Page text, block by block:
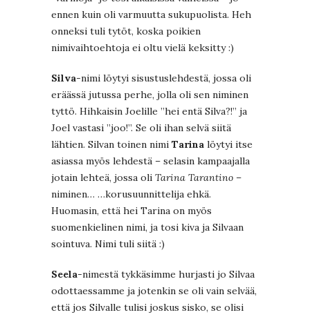
ennen kuin oli varmuutta sukupuolista. Heh
onneksi tuli tytöt, koska poikien
nimivaihtoehtoja ei oltu vielä keksitty :)
Silva-nimi löytyi sisustuslehdestä, jossa oli
eräässä jutussa perhe, jolla oli sen niminen
tyttö. Hihkaisin Joelille ”hei entä Silva?!” ja
Joel vastasi ”joo!”. Se oli ihan selvä siitä
lähtien. Silvan toinen nimi Tarina löytyi itse
asiassa myös lehdestä – selasin kampaajalla
jotain lehteä, jossa oli Tarina Tarantino –
niminen… …korusuunnittelija ehkä.
Huomasin, että hei Tarina on myös
suomenkielinen nimi, ja tosi kiva ja Silvaan
sointuva. Nimi tuli siitä :)
Seela-nimestä tykkäsimme hurjasti jo Silvaa
odottaessamme ja jotenkin se oli vain selvää,
että jos Silvalle tulisi joskus sisko, se olisi